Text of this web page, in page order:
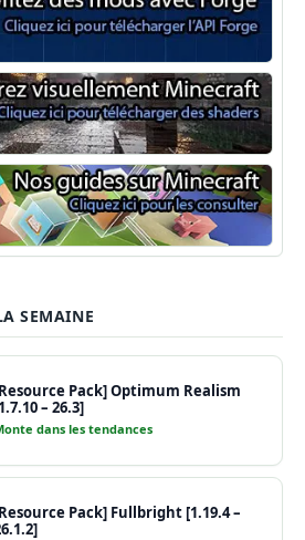
SEMAINE
Pack] Optimum Realism
– 26.3]
dans les tendances
Pack] Fullbright [1.19.4 –